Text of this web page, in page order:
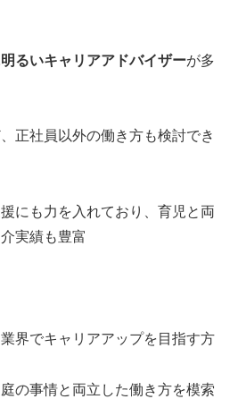
るいキャリアアドバイザーが多
正社員以外の働き方も検討でき
にも力を入れており、育児と両
実績も豊富
界でキャリアアップを目指す方
の事情と両立した働き方を模索